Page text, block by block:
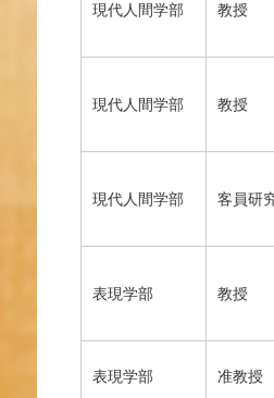
現代人間学部 教授
現代人間学部 教授
現代人間学部 客員研
表現学部 教授
表現学部 准教授